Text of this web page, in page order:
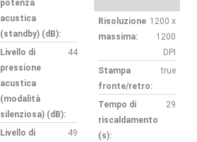
potenza
acustica
(standby) (dB):
Livello di
pressione
acustica
(modalità
silenziosa) (dB):
44
Livello di
49
Risoluzione
massima:
1200 x
1200
DPI
Stampa
fronte/retro:
true
Tempo di
riscaldamento
(s):
29